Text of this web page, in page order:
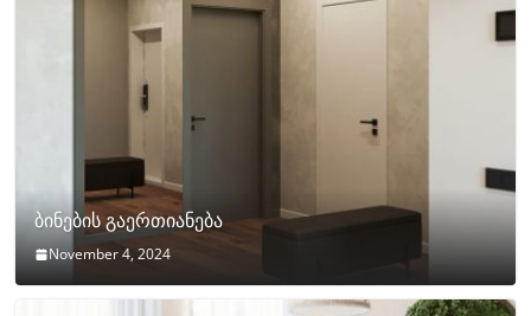
ბინების გაერთიანება
November 4, 2024